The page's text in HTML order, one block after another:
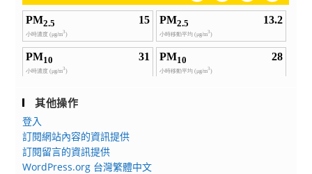
其他操作
登入
訂閱網站內容的資訊提供
訂閱留言的資訊提供
WordPress.org 台灣繁體中文